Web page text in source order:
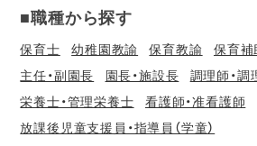
■職種から探す
保育士 幼稚園教諭 保育教諭 保育補
主任・副園長
園長・施設長
調理師・調
栄養士・管理栄養士
看護師・准看護師
放課後児童支援員・指導員（学童）